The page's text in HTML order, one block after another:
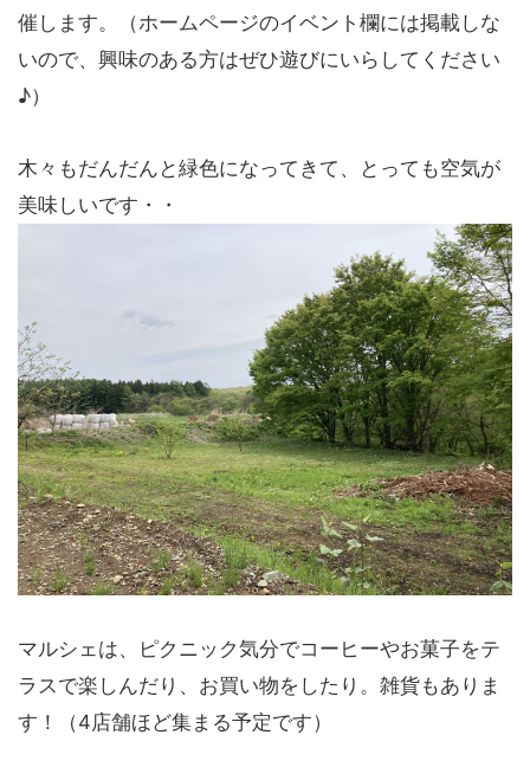
催します。（ホームページのイベント欄には掲載しな
いので、興味のある方はぜひ遊びにいらしてください
♪）
木々もだんだんと緑色になってきて、とっても空気が
美味しいです・・
マルシェは、ピクニック気分でコーヒーやお菓子をテ
ラスで楽しんだり、お買い物をしたり。雑貨もありま
す！（4店舗ほど集まる予定です）